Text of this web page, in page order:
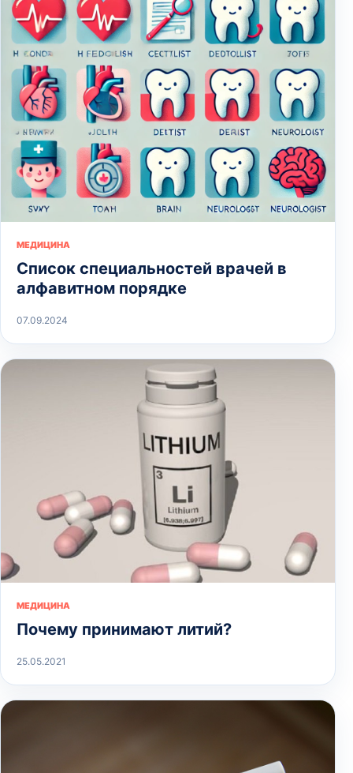
МЕДИЦИНА
Список специальностей врачей в
алфавитном порядке
07.09.2024
МЕДИЦИНА
Почему принимают литий?
25.05.2021